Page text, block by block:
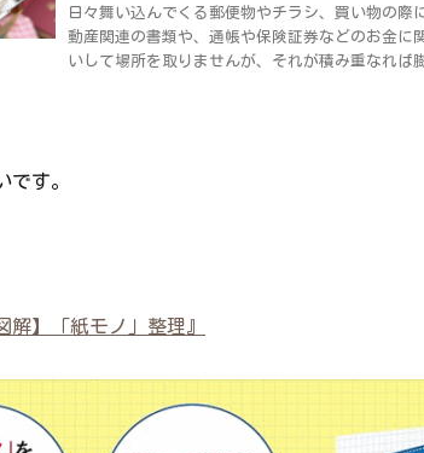
日々舞い込んでくる郵便物やチラシ、買い物の際
動産関連の書類や、通帳や保険証券などのお金に
いして場所を取りませんが、それが積み重なれば
です。
解】「紙モノ」整理』